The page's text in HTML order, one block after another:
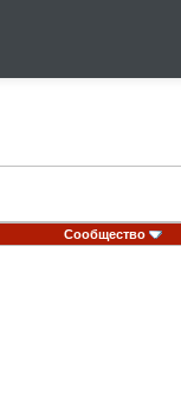
Сообщество